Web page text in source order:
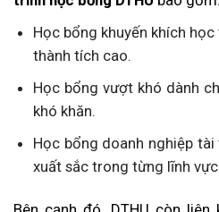
Học bổng khuyến khích
thành tích cao.
Học bổng vượt khó dành
khó khăn.
Học bổng doanh nghiệp
xuất sắc trong từng lĩnh vực.